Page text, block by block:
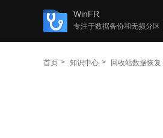
WinFR
专注于数据备份和无损分区
首页 知识中心 回收站数据恢复